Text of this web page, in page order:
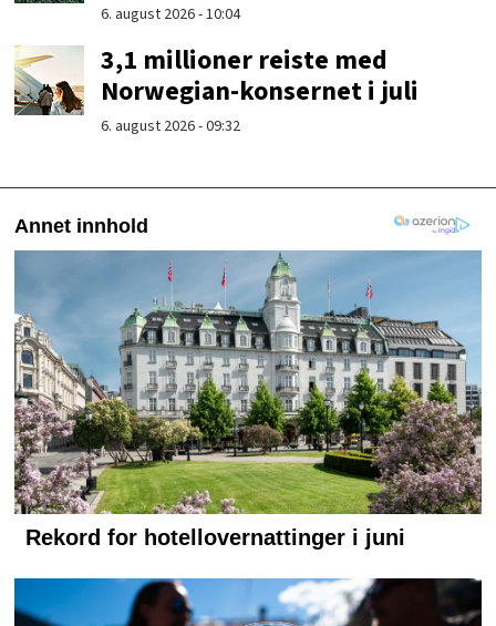
6. august 2026 - 10:04
3,1 millioner reiste med
Norwegian-konsernet i juli
6. august 2026 - 09:32